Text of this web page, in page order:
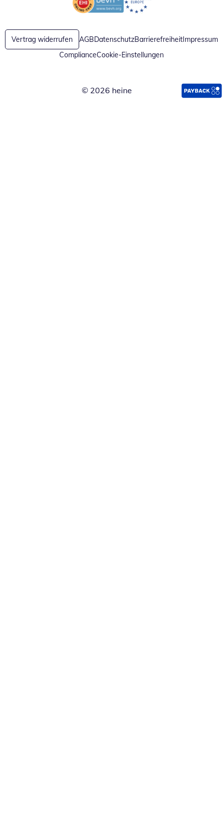
Öffnet in neuem FensterÖffnet in neuem Fenster
Vertrag widerrufen AGBDatenschutzBarrierefreiheitImpressum
ComplianceCookie-Einstellungen
© 2026 heine